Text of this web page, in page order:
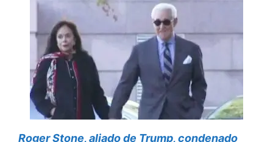
Roger Stone, aliado de Trump, condenado